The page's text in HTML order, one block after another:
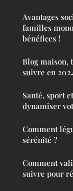
Avantages
familles
bénéfices !
Blog maison,
suivre en
Santé, sport
dynamiser
Comment
sérénité ?
Comment
suivre pour